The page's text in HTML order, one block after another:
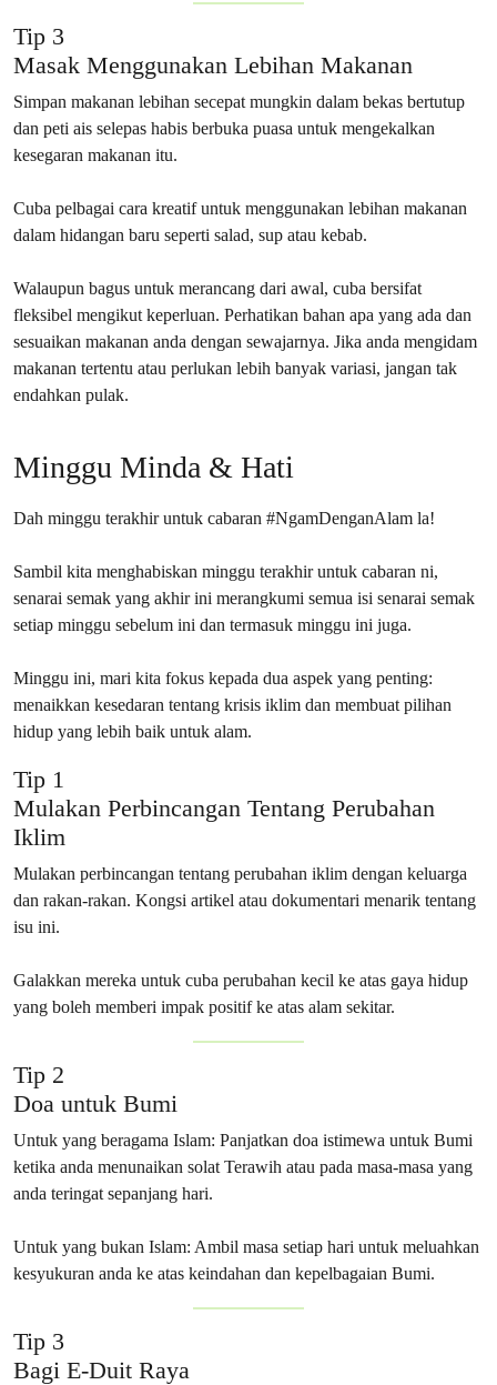
Tip 3
Masak Menggunakan Lebihan Makanan
Simpan makanan lebihan secepat mungkin dalam bekas bertutup
dan peti ais selepas habis berbuka puasa untuk mengekalkan
kesegaran makanan itu.
Cuba pelbagai cara kreatif untuk menggunakan lebihan makanan
dalam hidangan baru seperti salad, sup atau kebab.
Walaupun bagus untuk merancang dari awal, cuba bersifat
fleksibel mengikut keperluan. Perhatikan bahan apa yang ada dan
sesuaikan makanan anda dengan sewajarnya. Jika anda mengidam
makanan tertentu atau perlukan lebih banyak variasi, jangan tak
endahkan pulak.
Minggu Minda & Hati
Dah minggu terakhir untuk cabaran #NgamDenganAlam la!
Sambil kita menghabiskan minggu terakhir untuk cabaran ni,
senarai semak yang akhir ini merangkumi semua isi senarai semak
setiap minggu sebelum ini dan termasuk minggu ini juga.
Minggu ini, mari kita fokus kepada dua aspek yang penting:
menaikkan kesedaran tentang krisis iklim dan membuat pilihan
hidup yang lebih baik untuk alam.
Tip 1
Mulakan Perbincangan Tentang Perubahan
Iklim
Mulakan perbincangan tentang perubahan iklim dengan keluarga
dan rakan-rakan. Kongsi artikel atau dokumentari menarik tentang
isu ini.
Galakkan mereka untuk cuba perubahan kecil ke atas gaya hidup
yang boleh memberi impak positif ke atas alam sekitar.
Tip 2
Doa untuk Bumi
Untuk yang beragama Islam: Panjatkan doa istimewa untuk Bumi
ketika anda menunaikan solat Terawih atau pada masa-masa yang
anda teringat sepanjang hari.
Untuk yang bukan Islam: Ambil masa setiap hari untuk meluahkan
kesyukuran anda ke atas keindahan dan kepelbagaian Bumi.
Tip 3
Bagi E-Duit Raya